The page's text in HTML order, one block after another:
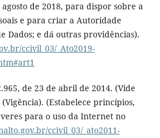
de 2018, para dispor sobre a
e para criar a Autoridade
Dados; e dá outras providências).
ccivil_03/_Ato2019-
de 23 de abril de 2014. (Vide
(Estabelece princípios,
para o uso da Internet no
ccivil_03/_ato2011-